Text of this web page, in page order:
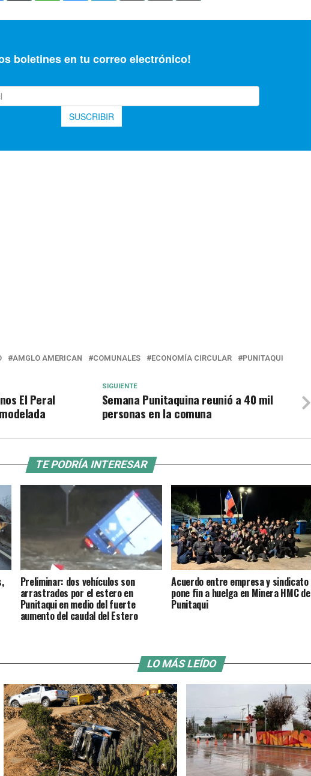
AMGLO AMERICAN COMUNALES ECONOMÍA CIRCULAR PUNITAQUI
SIGUIENTE
Semana Punitaquina reunió a 40 mil
personas en la comuna
El Peral
TE PODRÍA INTERESAR
Preliminar: dos vehículos son
arrastrados por el estero en
Punitaqui en medio del fuerte
aumento del caudal del Estero
Acuerdo entre empresa y sindicato
pone fin a huelga en Minera HMC de
Punitaqui
LO MÁS LEÍDO